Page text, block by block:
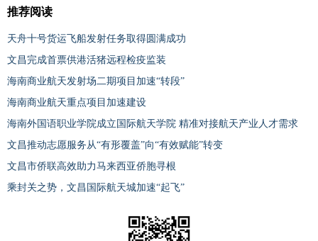
推荐阅读
天舟十号货运飞船发射任务取得圆满成功
文昌完成首票供港活猪远程检疫监装
海南商业航天发射场二期项目加速“转段”
海南商业航天重点项目加速建设
海南外国语职业学院成立国际航天学院 精准对接航天产业人才需求
文昌推动志愿服务从“有形覆盖”向“有效赋能”转变
文昌市侨联高效助力马来西亚侨胞寻根
乘封关之势，文昌国际航天城加速“起飞”